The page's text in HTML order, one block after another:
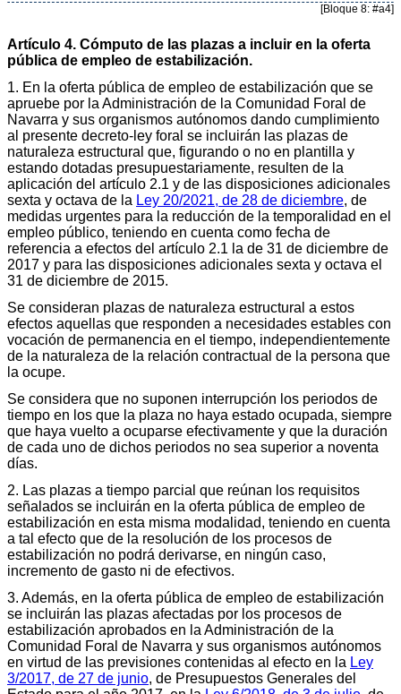
[Bloque 8: #a4]
Artículo 4. Cómputo de las plazas a incluir en la oferta
pública de empleo de estabilización.
1. En la oferta pública de empleo de estabilización que se
apruebe por la Administración de la Comunidad Foral de
Navarra y sus organismos autónomos dando cumplimiento
al presente decreto-ley foral se incluirán las plazas de
naturaleza estructural que, figurando o no en plantilla y
estando dotadas presupuestariamente, resulten de la
aplicación del artículo 2.1 y de las disposiciones adicionales
sexta y octava de la Ley 20/2021, de 28 de diciembre, de
medidas urgentes para la reducción de la temporalidad en el
empleo público, teniendo en cuenta como fecha de
referencia a efectos del artículo 2.1 la de 31 de diciembre de
2017 y para las disposiciones adicionales sexta y octava el
31 de diciembre de 2015.
Se consideran plazas de naturaleza estructural a estos
efectos aquellas que responden a necesidades estables con
vocación de permanencia en el tiempo, independientemente
de la naturaleza de la relación contractual de la persona que
la ocupe.
Se considera que no suponen interrupción los periodos de
tiempo en los que la plaza no haya estado ocupada, siempre
que haya vuelto a ocuparse efectivamente y que la duración
de cada uno de dichos periodos no sea superior a noventa
días.
2. Las plazas a tiempo parcial que reúnan los requisitos
señalados se incluirán en la oferta pública de empleo de
estabilización en esta misma modalidad, teniendo en cuenta
a tal efecto que de la resolución de los procesos de
estabilización no podrá derivarse, en ningún caso,
incremento de gasto ni de efectivos.
3. Además, en la oferta pública de empleo de estabilización
se incluirán las plazas afectadas por los procesos de
estabilización aprobados en la Administración de la
Comunidad Foral de Navarra y sus organismos autónomos
en virtud de las previsiones contenidas al efecto en la Ley
3/2017, de 27 de junio, de Presupuestos Generales del